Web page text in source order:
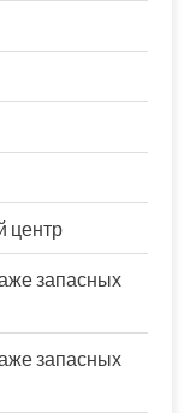
центр
запасных
запасных